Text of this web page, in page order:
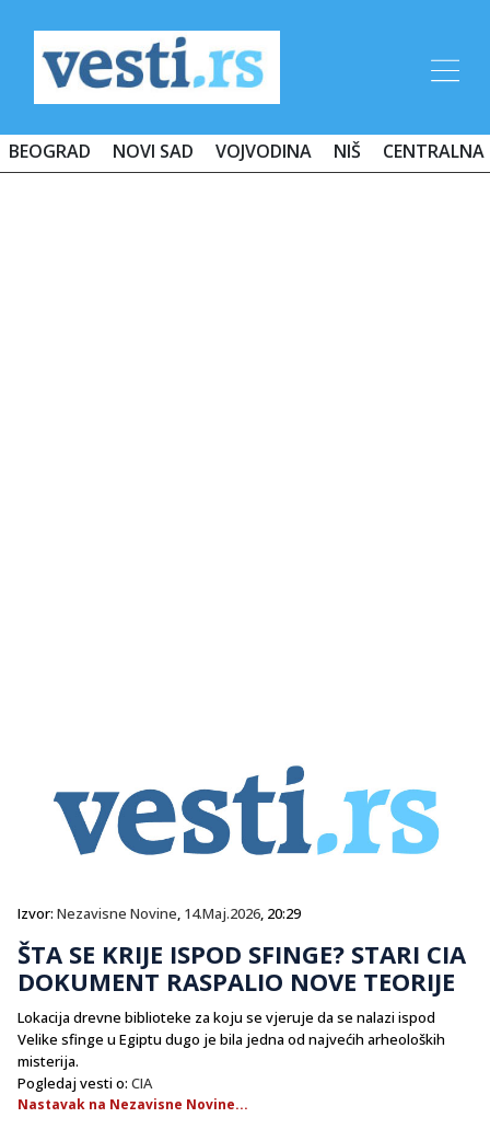
BEOGRAD NOVI SAD VOJVODINA NIŠ CENTRALNA
Izvor: Nezavisne Novine, 14.Maj.2026, 20:29
ŠTA SE KRIJE ISPOD SFINGE? STARI CIA
DOKUMENT RASPALIO NOVE TEORIJE
​Lokacija drevne biblioteke za koju se vjeruje da se nalazi ispod
Velike sfinge u Egiptu dugo je bila jedna od najvećih arheoloških
misterija.
Pogledaj vesti o: CIA
Nastavak na Nezavisne Novine...